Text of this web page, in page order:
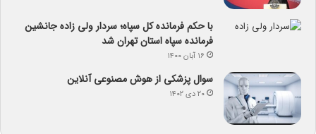
با حکم فرمانده کل سپاه؛ سردار ولی زاده جانشین
فرمانده سپاه استان تهران شد
۱۶ آبان ۱۴۰۰
سوال پزشکی از هوش مصنوعی آنلاین
۲۰ دی ۱۴۰۲